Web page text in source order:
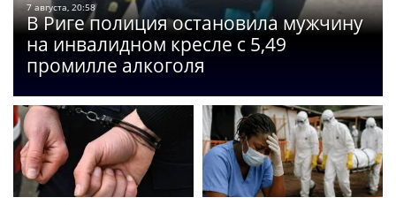
7 августа, 20:58
В Риге полиция остановила мужчину
на инвалидном кресле с 5,49
промилле алкоголя